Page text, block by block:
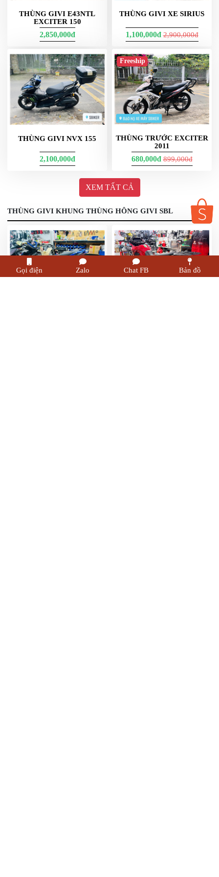
THÙNG GIVI E43NTL
EXCITER 150
2,850,000đ
THÙNG GIVI XE SIRIUS
1,100,000đ2,900,000đ
THÙNG GIVI NVX 155
2,100,000đ
Freeship
THÙNG TRƯỚC EXCITER
2011
680,000đ899,000đ
XEM TẤT CẢ
THÙNG GIVI KHUNG THÙNG HÔNG GIVI SBL
Gọi điện Zalo Chat FB Bản đồ